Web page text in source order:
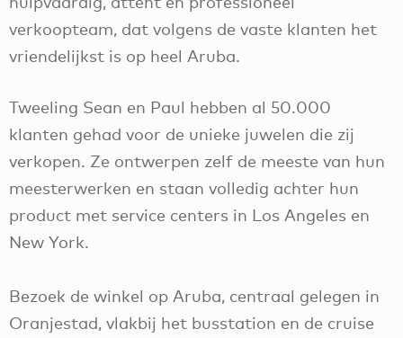
verkoopteam, dat volgens de vaste klanten het
vriendelijkst is op heel Aruba.
Tweeling Sean en Paul hebben al 50.000
klanten gehad voor de unieke juwelen die zij
verkopen. Ze ontwerpen zelf de meeste van hun
meesterwerken en staan volledig achter hun
product met service centers in Los Angeles en
New York.
Bezoek de winkel op Aruba, centraal gelegen in
Oranjestad, vlakbij het busstation en de cruise